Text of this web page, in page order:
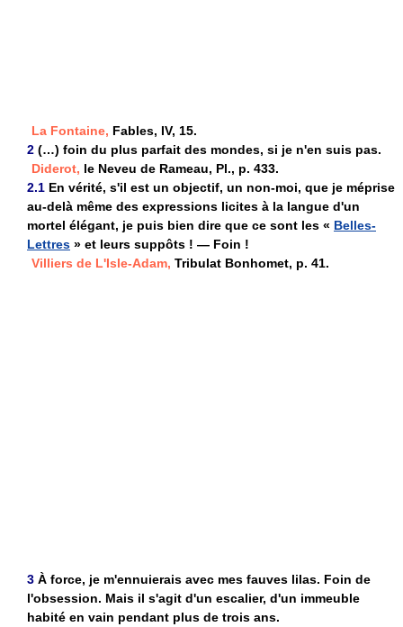
La Fontaine, Fables, IV, 15.
2 (…) foin du plus parfait des mondes, si je n'en suis pas.
Diderot, le Neveu de Rameau, Pl., p. 433.
2.1 En vérité, s'il est un objectif, un non-moi, que je méprise
au-delà même des expressions licites à la langue d'un
mortel élégant, je puis bien dire que ce sont les « Belles-
Lettres » et leurs suppôts ! — Foin !
Villiers de L'Isle-Adam, Tribulat Bonhomet, p. 41.
3 À force, je m'ennuierais avec mes fauves lilas. Foin de
l'obsession. Mais il s'agit d'un escalier, d'un immeuble
habité en vain pendant plus de trois ans.